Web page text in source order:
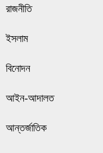
রাজনীতি
ইসলাম
বিনোদন
আইন-আদালত
আন্তর্জাতিক